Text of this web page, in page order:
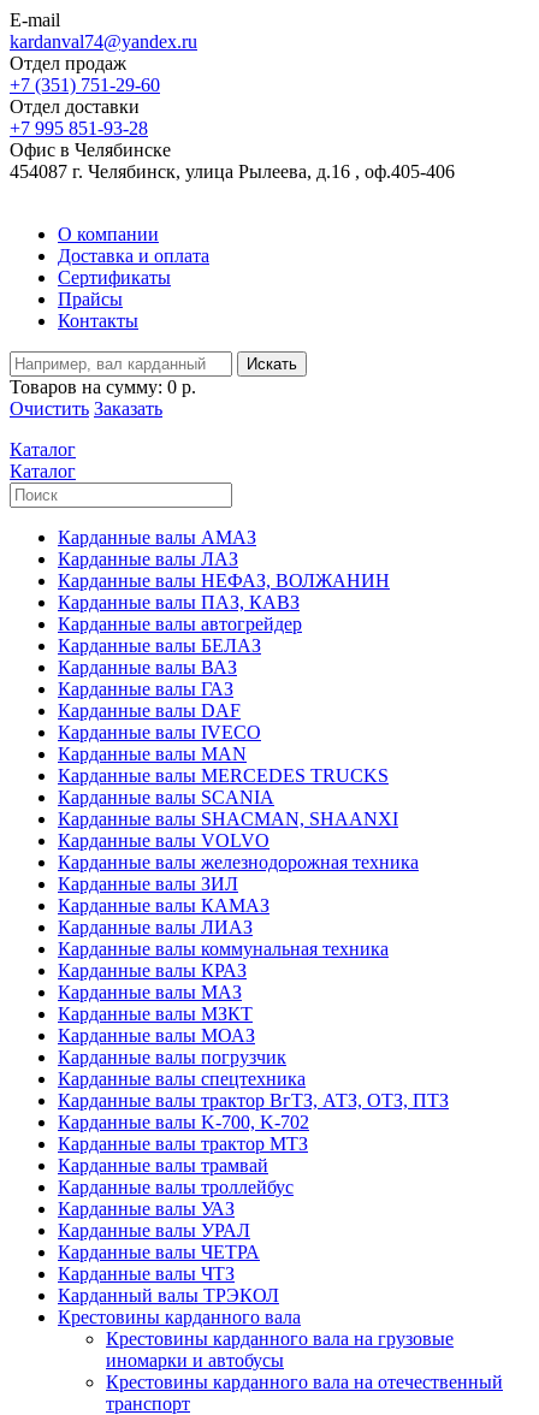
E-mail
kardanval74@yandex.ru
Отдел продаж
+7 (351) 751-29-60
Отдел доставки
+7 995 851-93-28
Офис в Челябинске
454087 г. Челябинск, улица Рылеева, д.16 , оф.405-406
О компании
Доставка и оплата
Сертификаты
Прайсы
Контакты
Искать
Товаров на сумму: 0 р.
Очистить Заказать
Каталог
Каталог
Карданные валы АМАЗ
Карданные валы ЛАЗ
Карданные валы НЕФАЗ, ВОЛЖАНИН
Карданные валы ПАЗ, КАВЗ
Карданные валы автогрейдер
Карданные валы БЕЛАЗ
Карданные валы ВАЗ
Карданные валы ГАЗ
Карданные валы DAF
Карданные валы IVECO
Карданные валы MAN
Карданные валы MERCEDES TRUCKS
Карданные валы SCANIA
Карданные валы SHACMAN, SHAANXI
Карданные валы VOLVO
Карданные валы железнодорожная техника
Карданные валы ЗИЛ
Карданные валы КАМАЗ
Карданные валы ЛИАЗ
Карданные валы коммунальная техника
Карданные валы КРАЗ
Карданные валы МАЗ
Карданные валы МЗКТ
Карданные валы МОАЗ
Карданные валы погрузчик
Карданные валы спецтехника
Карданные валы трактор ВгТЗ, АТЗ, ОТЗ, ПТЗ
Карданные валы K-700, K-702
Карданные валы трактор МТЗ
Карданные валы трамвай
Карданные валы троллейбус
Карданные валы УАЗ
Карданные валы УРАЛ
Карданные валы ЧЕТРА
Карданные валы ЧТЗ
Карданный валы ТРЭКОЛ
Крестовины карданного вала
Крестовины карданного вала на грузовые
иномарки и автобусы
Крестовины карданного вала на отечественный
транспорт